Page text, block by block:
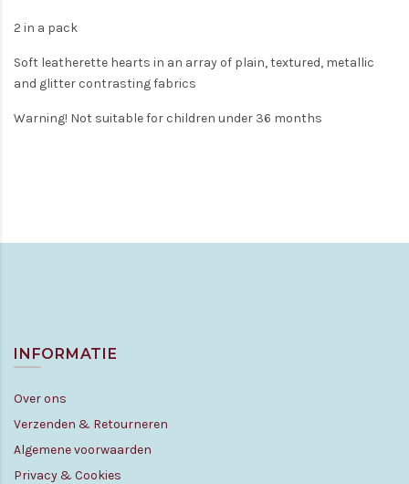
2 in a pack
Soft leatherette hearts in an array of plain, textured, metallic
and glitter contrasting fabrics
Warning! Not suitable for children under 36 months
INFORMATIE
Over ons
Verzenden & Retourneren
Algemene voorwaarden
Privacy & Cookies